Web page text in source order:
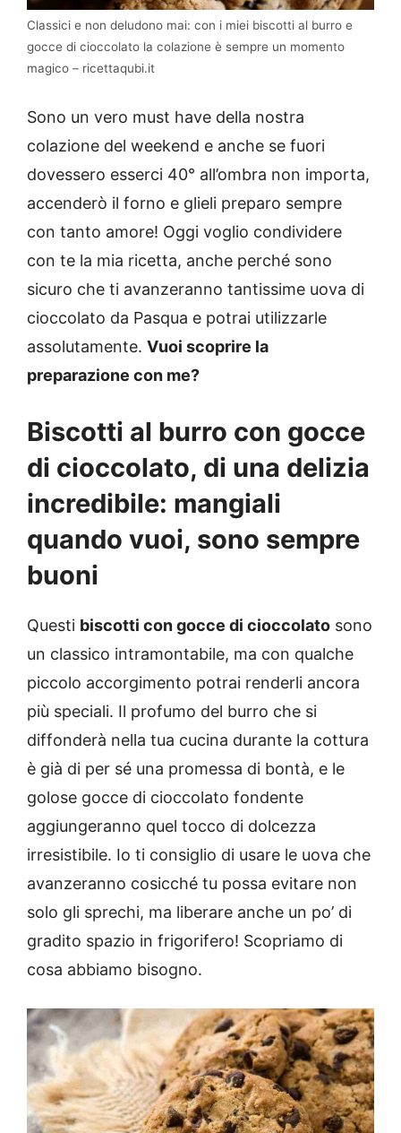
Classici e non deludono mai: con i miei biscotti al burro e
gocce di cioccolato la colazione è sempre un momento
magico – ricettaqubi.it
Sono un vero must have della nostra
colazione del weekend e anche se fuori
dovessero esserci 40° all’ombra non importa,
accenderò il forno e glieli preparo sempre
con tanto amore! Oggi voglio condividere
con te la mia ricetta, anche perché sono
sicuro che ti avanzeranno tantissime uova di
cioccolato da Pasqua e potrai utilizzarle
assolutamente. Vuoi scoprire la
preparazione con me?
Biscotti al burro con gocce
di cioccolato, di una delizia
incredibile: mangiali
quando vuoi, sono sempre
buoni
Questi biscotti con gocce di cioccolato sono
un classico intramontabile, ma con qualche
piccolo accorgimento potrai renderli ancora
più speciali. Il profumo del burro che si
diffonderà nella tua cucina durante la cottura
è già di per sé una promessa di bontà, e le
golose gocce di cioccolato fondente
aggiungeranno quel tocco di dolcezza
irresistibile. Io ti consiglio di usare le uova che
avanzeranno cosicché tu possa evitare non
solo gli sprechi, ma liberare anche un po’ di
gradito spazio in frigorifero! Scopriamo di
cosa abbiamo bisogno.